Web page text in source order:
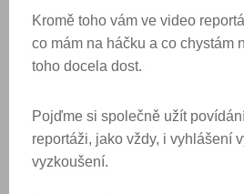
Kromě toho vám ve video
co mám na háčku a co chystám
toho docela dost.
Pojďme si společně užít
reportáži, jako vždy, i vyhlášení
vyzkoušení.